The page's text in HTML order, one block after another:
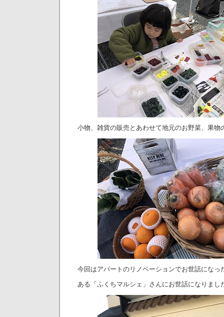
小物、雑貨の販売とあわせて地元のお野菜、果物
今回はアパートのリノベーションでお世話になっ
ある「ふくちマルシェ」さんにお世話になりまし